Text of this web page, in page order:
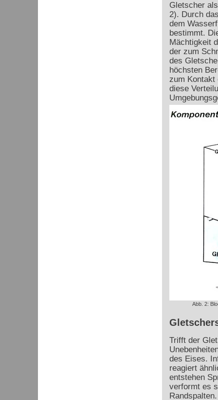
Gletscher
2). Durch
dem
bestimmt.
Mächtigkeit
der zum
des
höchsten
zum Kontakt
diese
Abb. 2:
Trifft der
des Eises.
reagiert
entstehen
verformt es